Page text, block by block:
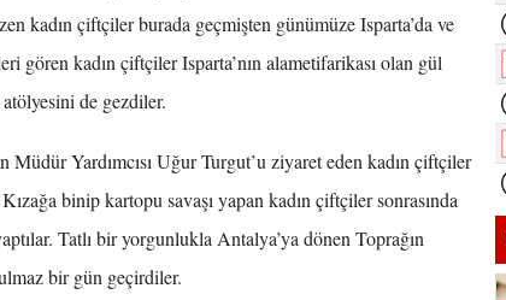
kadın çiftçiler burada geçmişten günümüze Isparta’da ve
gören kadın çiftçiler Isparta’nın alametifarikası olan gül
de gezdiler.
Müdür Yardımcısı Uğur Turgut’u ziyaret eden kadın çiftçiler
binip kartopu savaşı yapan kadın çiftçiler sonrasında
Tatlı bir yorgunlukla Antalya’ya dönen Toprağın
bir gün geçirdiler.